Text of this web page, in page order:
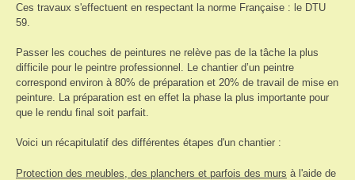
Ces travaux s'effectuent en respectant la norme Française : le DTU
59.
Passer les couches de peintures ne relève pas de la tâche la plus
difficile pour le peintre professionnel. Le chantier d’un peintre
correspond environ à 80% de préparation et 20% de travail de mise en
peinture. La préparation est en effet la phase la plus importante pour
que le rendu final soit parfait.
Voici un récapitulatif des différentes étapes d'un chantier :
Protection des meubles, des planchers et parfois des murs à l'aide de